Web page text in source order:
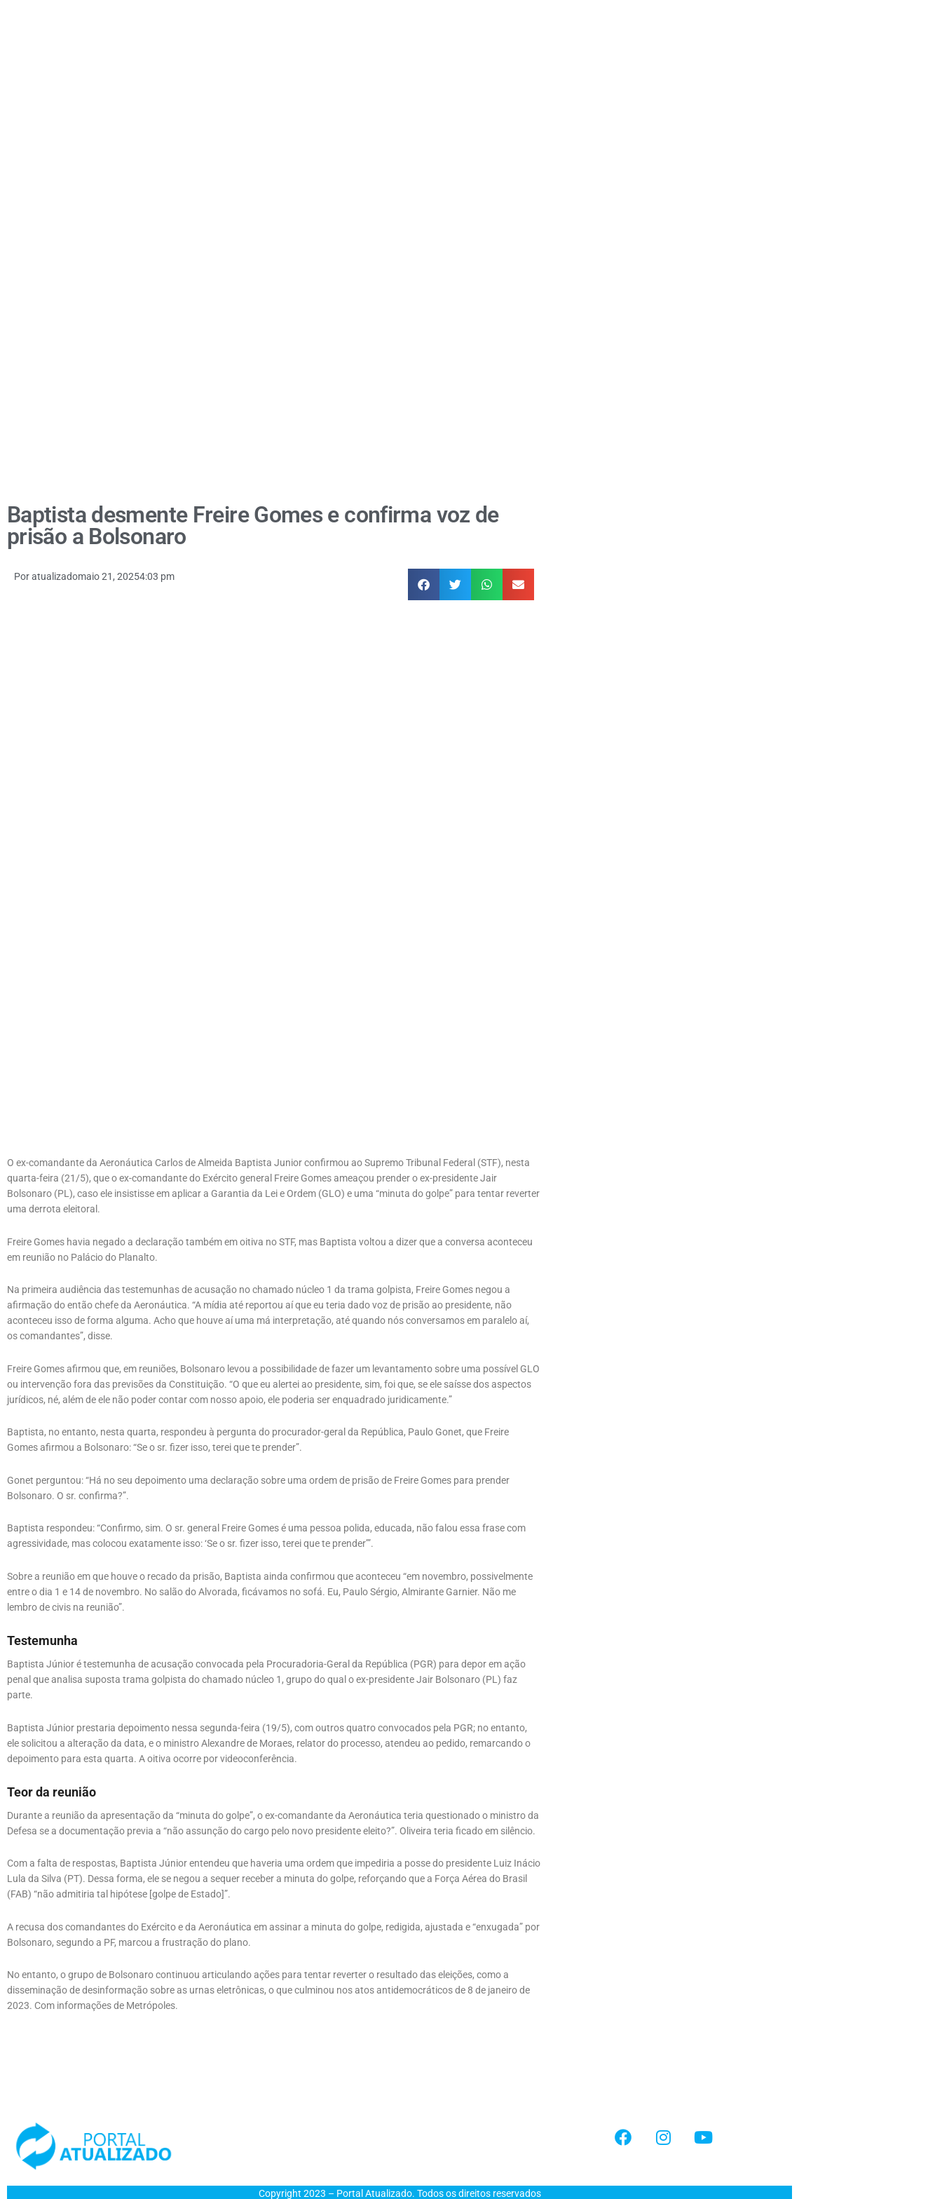
Baptista desmente Freire Gomes e confirma voz de
prisão a Bolsonaro
Poratualizadomaio 21, 20254:03 pm
O ex-comandante da Aeronáutica Carlos de Almeida Baptista Junior confirmou ao Supremo Tribunal Federal (STF), nesta
quarta-feira (21/5), que o ex-comandante do Exército general Freire Gomes ameaçou prender o ex-presidente Jair
Bolsonaro (PL), caso ele insistisse em aplicar a Garantia da Lei e Ordem (GLO) e uma “minuta do golpe” para tentar reverter
uma derrota eleitoral.
Freire Gomes havia negado a declaração também em oitiva no STF, mas Baptista voltou a dizer que a conversa aconteceu
em reunião no Palácio do Planalto.
Na primeira audiência das testemunhas de acusação no chamado núcleo 1 da trama golpista, Freire Gomes negou a
afirmação do então chefe da Aeronáutica. “A mídia até reportou aí que eu teria dado voz de prisão ao presidente, não
aconteceu isso de forma alguma. Acho que houve aí uma má interpretação, até quando nós conversamos em paralelo aí,
os comandantes”, disse.
Freire Gomes afirmou que, em reuniões, Bolsonaro levou a possibilidade de fazer um levantamento sobre uma possível GLO
ou intervenção fora das previsões da Constituição. “O que eu alertei ao presidente, sim, foi que, se ele saísse dos aspectos
jurídicos, né, além de ele não poder contar com nosso apoio, ele poderia ser enquadrado juridicamente.”
Baptista, no entanto, nesta quarta, respondeu à pergunta do procurador-geral da República, Paulo Gonet, que Freire
Gomes afirmou a Bolsonaro: “Se o sr. fizer isso, terei que te prender”.
Gonet perguntou: “Há no seu depoimento uma declaração sobre uma ordem de prisão de Freire Gomes para prender
Bolsonaro. O sr. confirma?”.
Baptista respondeu: “Confirmo, sim. O sr. general Freire Gomes é uma pessoa polida, educada, não falou essa frase com
agressividade, mas colocou exatamente isso: ‘Se o sr. fizer isso, terei que te prender’”.
Sobre a reunião em que houve o recado da prisão, Baptista ainda confirmou que aconteceu “em novembro, possivelmente
entre o dia 1 e 14 de novembro. No salão do Alvorada, ficávamos no sofá. Eu, Paulo Sérgio, Almirante Garnier. Não me
lembro de civis na reunião”.
Testemunha
Baptista Júnior é testemunha de acusação convocada pela Procuradoria-Geral da República (PGR) para depor em ação
penal que analisa suposta trama golpista do chamado núcleo 1, grupo do qual o ex-presidente Jair Bolsonaro (PL) faz
parte.
Baptista Júnior prestaria depoimento nessa segunda-feira (19/5), com outros quatro convocados pela PGR; no entanto,
ele solicitou a alteração da data, e o ministro Alexandre de Moraes, relator do processo, atendeu ao pedido, remarcando o
depoimento para esta quarta. A oitiva ocorre por videoconferência.
Teor da reunião
Durante a reunião da apresentação da “minuta do golpe”, o ex-comandante da Aeronáutica teria questionado o ministro da
Defesa se a documentação previa a “não assunção do cargo pelo novo presidente eleito?”. Oliveira teria ficado em silêncio.
Com a falta de respostas, Baptista Júnior entendeu que haveria uma ordem que impediria a posse do presidente Luiz Inácio
Lula da Silva (PT). Dessa forma, ele se negou a sequer receber a minuta do golpe, reforçando que a Força Aérea do Brasil
(FAB) “não admitiria tal hipótese [golpe de Estado]”.
A recusa dos comandantes do Exército e da Aeronáutica em assinar a minuta do golpe, redigida, ajustada e “enxugada” por
Bolsonaro, segundo a PF, marcou a frustração do plano.
No entanto, o grupo de Bolsonaro continuou articulando ações para tentar reverter o resultado das eleições, como a
disseminação de desinformação sobre as urnas eletrônicas, o que culminou nos atos antidemocráticos de 8 de janeiro de
2023. Com informações de Metrópoles.
Copyright 2023 – Portal Atualizado. Todos os direitos reservados